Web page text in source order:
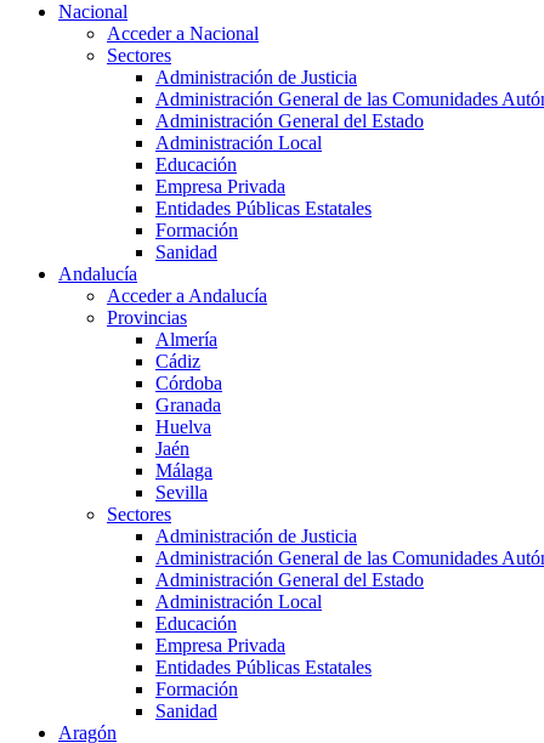
Nacional
Acceder a Nacional
Sectores
Administración de Justicia
Administración General de las Comunidades
Administración General del Estado
Administración Local
Educación
Empresa Privada
Entidades Públicas Estatales
Formación
Sanidad
Andalucía
Acceder a Andalucía
Provincias
Almería
Cádiz
Córdoba
Granada
Huelva
Jaén
Málaga
Sevilla
Sectores
Administración de Justicia
Administración General de las Comunidades
Administración General del Estado
Administración Local
Educación
Empresa Privada
Entidades Públicas Estatales
Formación
Sanidad
Aragón